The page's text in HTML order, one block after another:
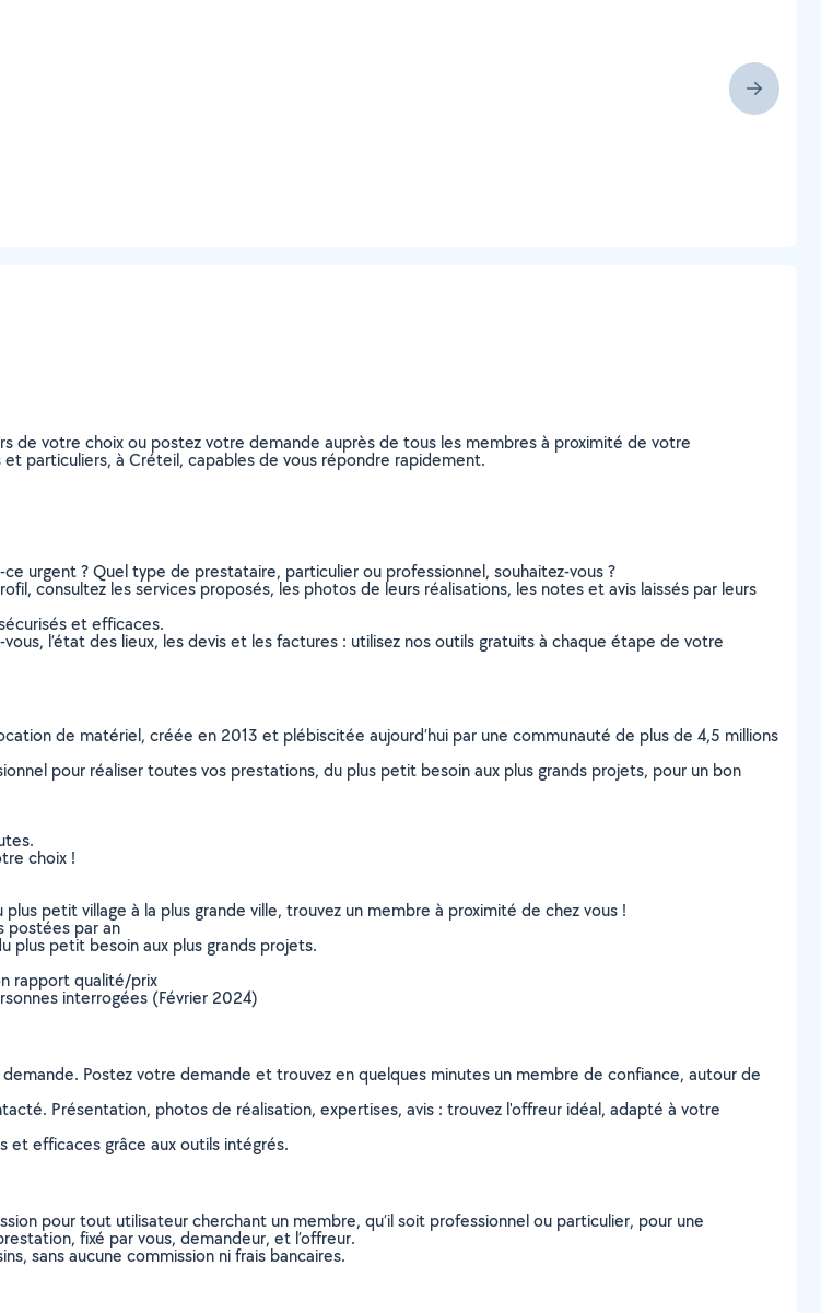
de votre choix ou postez votre demande auprès de tous les membres à proximité de votre
particuliers, à Créteil, capables de vous répondre rapidement.
urgent ? Quel type de prestataire, particulier ou professionnel, souhaitez-vous ?
consultez les services proposés, les photos de leurs réalisations, les notes et avis laissés par leurs
et efficaces.
l’état des lieux, les devis et les factures : utilisez nos outils gratuits à chaque étape de votre
de matériel, créée en 2013 et plébiscitée aujourd’hui par une communauté de plus de 4,5 millions
pour réaliser toutes vos prestations, du plus petit besoin aux plus grands projets, pour un bon
choix !
petit village à la plus grande ville, trouvez un membre à proximité de chez vous !
postées par an
plus petit besoin aux plus grands projets.
rapport qualité/prix
interrogées (Février 2024)
Postez votre demande et trouvez en quelques minutes un membre de confiance, autour de
Présentation, photos de réalisation, expertises, avis : trouvez l'offreur idéal, adapté à votre
et efficaces grâce aux outils intégrés.
pour tout utilisateur cherchant un membre, qu’il soit professionnel ou particulier, pour une
fixé par vous, demandeur, et l’offreur.
sans aucune commission ni frais bancaires.